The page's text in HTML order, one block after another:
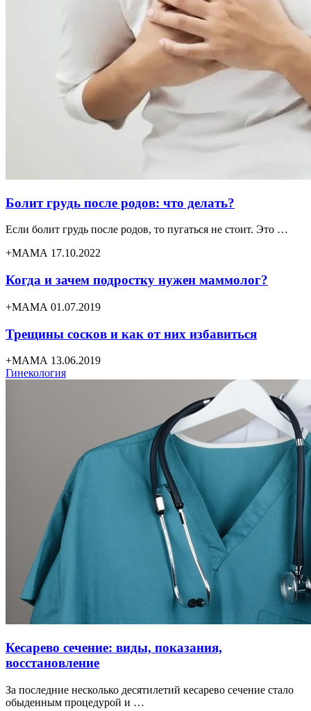
Болит грудь после родов: что делать?
Если болит грудь после родов, то пугаться не стоит. Это …
+МАМА 17.10.2022
Когда и зачем подростку нужен маммолог?
+МАМА 01.07.2019
Трещины сосков и как от них избавиться
+МАМА 13.06.2019
Гинекология
Кесарево сечение: виды, показания,
восстановление
За последние несколько десятилетий кесарево сечение стало
обыденным процедурой и …